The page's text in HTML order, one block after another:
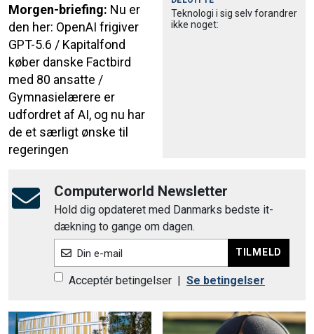
Morgen-briefing: Nu er
den her: OpenAI frigiver
GPT-5.6 / Kapitalfond
køber danske Factbird
med 80 ansatte /
Gymnasielærere er
udfordret af AI, og nu har
de et særligt ønske til
regeringen
Teknologi i sig selv forandrer
ikke noget:
Computerworld Newsletter
Hold dig opdateret med Danmarks bedste it-
dækning to gange om dagen.
Din e-mail TILMELD
Acceptér betingelser | Se betingelser